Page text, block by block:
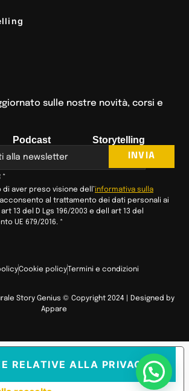
sulle nostre novità, corsi e
*
di aver preso visione dell’informativa sulla
al trattamento dei dati personali ai
13 del D Lgs 196/2003 e dell art 13 del
UE 679/2016. *
INVIA
Podcast Storytelling
Story Genius © Copyright 2024 | Designed by
Appare
Cookie policy Termini e condizioni
RELATIVE ALLA PRIVACY